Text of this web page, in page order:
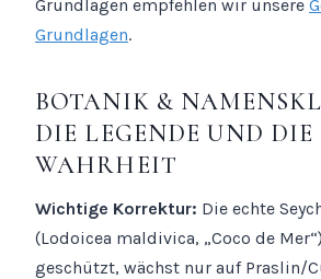
Grundlagen empfehlen wir unsere
Grundlagen.
BOTANIK &
DIE LEGENDE UND DIE
WAHRHEIT
Wichtige Korrektur: Die echte
(Lodoicea maldivica, „Coco de
geschützt, wächst nur auf Praslin/